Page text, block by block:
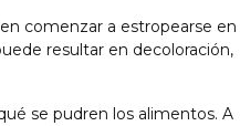
comenzar a estropearse en
resultar en decoloración,
se pudren los alimentos. A